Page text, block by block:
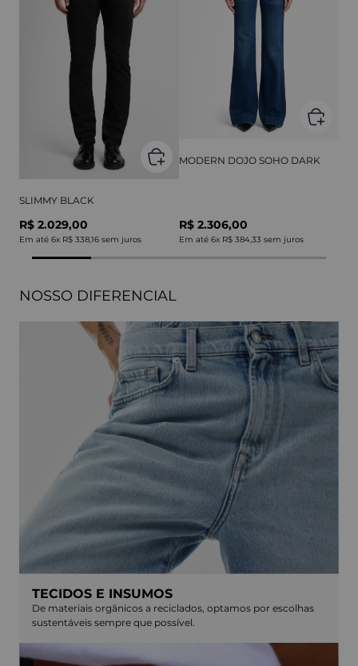
SLIMMY BLACK
R$ 2.029,00
Em até 6x R$ 338,16 sem juros
MODERN DOJO SOHO DARK
R$ 2.306,00
Em até 6x R$ 384,33 sem juros
NOSSO DIFERENCIAL
TECIDOS E INSUMOS
De materiais orgânicos a reciclados, optamos por escolhas
sustentáveis sempre que possível.